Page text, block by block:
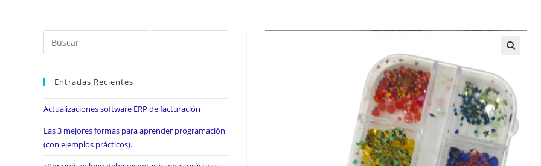
Entradas Recientes
Actualizaciones software ERP de facturación
Las 3 mejores formas para aprender programación
(con ejemplos prácticos).